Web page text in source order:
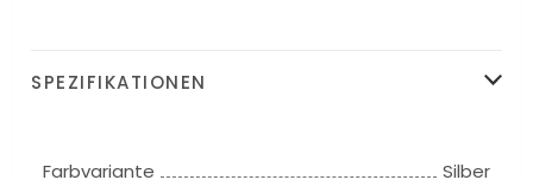
SPEZIFIKATIONEN
Farbvariante Silber